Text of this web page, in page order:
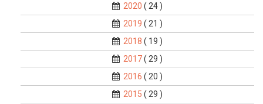
2020 ( 24 )
2019 ( 21 )
2018 ( 19 )
2017( 29 )
2016 ( 20 )
2015 ( 29 )